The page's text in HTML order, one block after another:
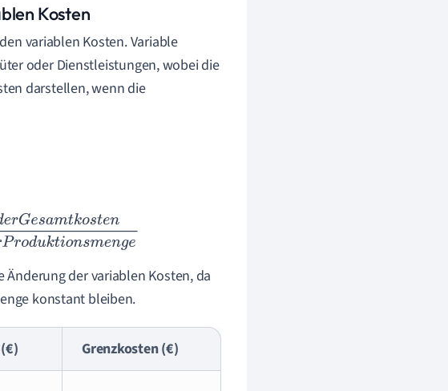
Kosten
variablen Kosten. Variable
oder Dienstleistungen, wobei die
darstellen, wenn die
nderungderProdukt
der variablen Kosten, da
konstant bleiben.
Grenzkosten (€)